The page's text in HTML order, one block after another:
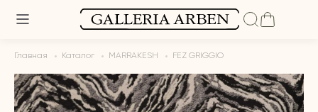
Главная Каталог MARRAKESH FEZ GRIGGIO